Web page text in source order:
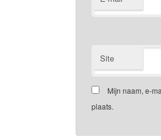
Site
Mijn naam, e-
plaats.